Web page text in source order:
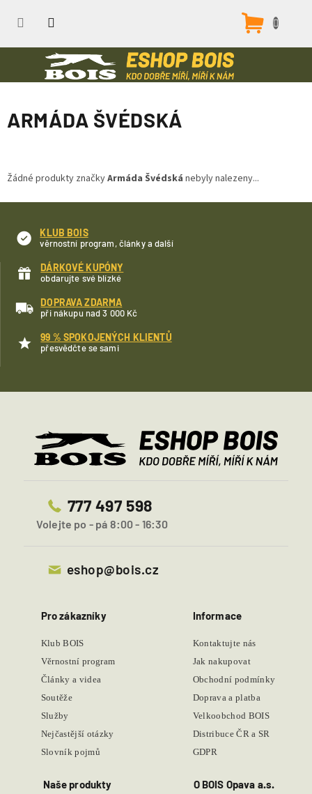
ARMÁDA ŠVÉDSKÁ
Žádné produkty značkyArmáda Švédská nebyly nalezeny...
KLUB BOIS
věrnostní program, články a další
DÁRKOVÉ KUPÓNY
obdarujte své blízké
DOPRAVA ZDARMA
při nákupu nad 3 000 Kč
99 % SPOKOJENÝCH KLIENTŮ
přesvědčte se sami
777 497 598
Volejte po - pá 8:00 - 16:30
eshop@bois.cz
Pro zákazníky
Klub BOIS
Věrnostní program
Články a videa
Soutěže
Služby
Nejčastější otázky
Slovník pojmů
Informace
Kontaktujte nás
Jak nakupovat
Obchodní podmínky
Doprava a platba
Velkoobchod BOIS
Distribuce ČR a SR
GDPR
Naše produkty O BOIS Opava a.s.